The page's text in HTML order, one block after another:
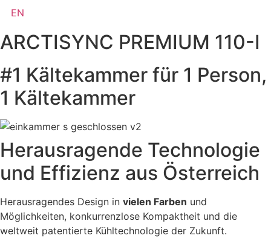
EN
ARCTISYNC PREMIUM 110-I
#1 Kältekammer für 1 Person,
1 Kältekammer
Herausragende Technologie
und Effizienz aus Österreich
Herausragendes Design in vielen Farben und
Möglichkeiten, konkurrenzlose Kompaktheit und die
weltweit patentierte Kühltechnologie der Zukunft.